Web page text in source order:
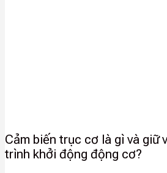
Cảm biến trục cơ là gì và giữ
trình khởi động động cơ?